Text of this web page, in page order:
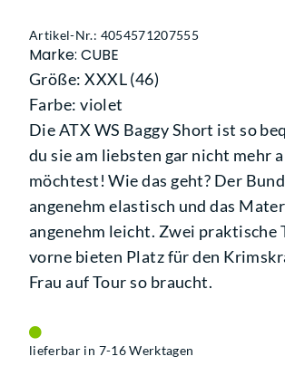
Artikel-Nr.: 4054571207555
Marke: CUBE
Größe: XXXL (46)
Farbe: violet
Die ATX WS Baggy Short ist so
du sie am liebsten gar nicht mehr
möchtest! Wie das geht? Der
angenehm elastisch und das
angenehm leicht. Zwei praktische
vorne bieten Platz für den
Frau auf Tour so braucht.
lieferbar in 7-16 Werktagen